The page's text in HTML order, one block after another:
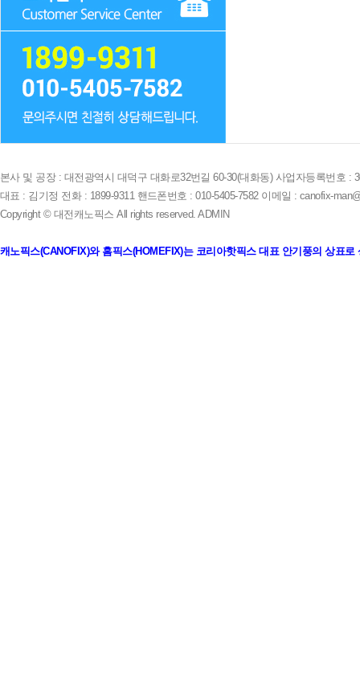
본사 및 공장 : 대전광역시 대덕구 대화로32번길 60-30(대화동) 사업자등록번호 :
대표 : 김기정 전화 : 1899-9311 핸드폰번호 : 010-5405-7582 이메일 : canofix-
Copyright © 대전캐노픽스 All rights reserved.ADMIN
캐노픽스(CANOFIX)와 홈픽스(HOMEFIX)는 코리아핫픽스 대표 안기풍의 상표